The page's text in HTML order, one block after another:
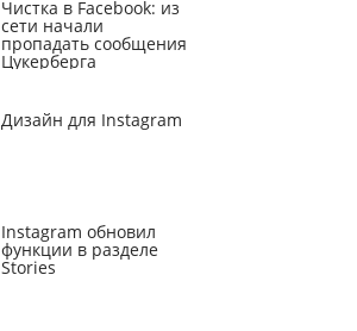
Чистка в Facebook: из
сети начали
пропадать сообщения
Цукерберга
Дизайн для Instagram
Instagram обновил
функции в разделе
Stories